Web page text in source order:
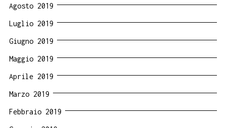
Agosto 2019
Luglio 2019
Giugno 2019
Maggio 2019
Aprile 2019
Marzo 2019
Febbraio 2019